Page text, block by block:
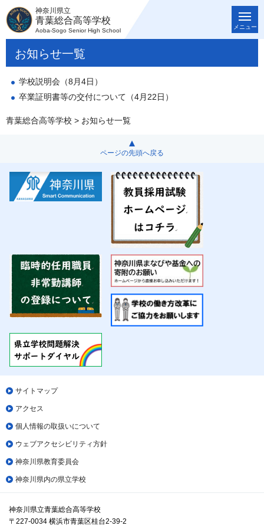
神奈川県立
青葉総合高等学校
Aoba-Sogo Senior High School
メニュー
お知らせ一覧
学校説明会（8月4日）
卒業証明書等の交付について（4月22日）
青葉総合高等学校 > お知らせ一覧
ページの先頭へ戻る
サイトマップ
アクセス
個人情報の取扱いについて
ウェブアクセシビリティ方針
神奈川県教育委員会
神奈川県内の県立学校
神奈川県立青葉総合高等学校
〒227-0034 横浜市青葉区桂台2-39-2